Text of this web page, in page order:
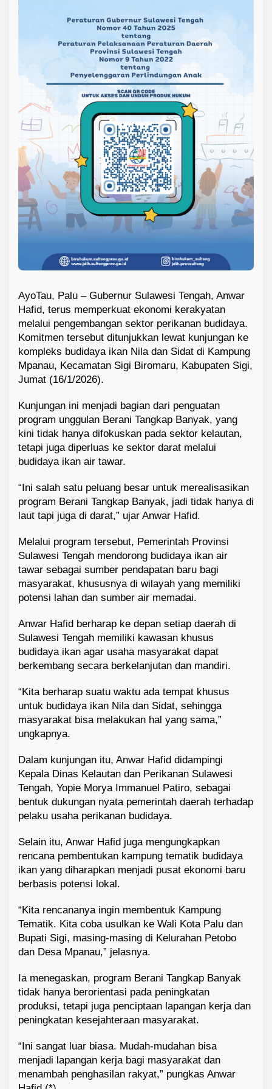
AyoTau, Palu – Gubernur Sulawesi Tengah, Anwar
Hafid, terus memperkuat ekonomi kerakyatan
melalui pengembangan sektor perikanan budidaya.
Komitmen tersebut ditunjukkan lewat kunjungan ke
kompleks budidaya ikan Nila dan Sidat di Kampung
Mpanau, Kecamatan Sigi Biromaru, Kabupaten Sigi,
Jumat (16/1/2026).
Kunjungan ini menjadi bagian dari penguatan
program unggulan Berani Tangkap Banyak, yang
kini tidak hanya difokuskan pada sektor kelautan,
tetapi juga diperluas ke sektor darat melalui
budidaya ikan air tawar.
“Ini salah satu peluang besar untuk merealisasikan
program Berani Tangkap Banyak, jadi tidak hanya di
laut tapi juga di darat,” ujar Anwar Hafid.
Melalui program tersebut, Pemerintah Provinsi
Sulawesi Tengah mendorong budidaya ikan air
tawar sebagai sumber pendapatan baru bagi
masyarakat, khususnya di wilayah yang memiliki
potensi lahan dan sumber air memadai.
Anwar Hafid berharap ke depan setiap daerah di
Sulawesi Tengah memiliki kawasan khusus
budidaya ikan agar usaha masyarakat dapat
berkembang secara berkelanjutan dan mandiri.
“Kita berharap suatu waktu ada tempat khusus
untuk budidaya ikan Nila dan Sidat, sehingga
masyarakat bisa melakukan hal yang sama,”
ungkapnya.
Dalam kunjungan itu, Anwar Hafid didampingi
Kepala Dinas Kelautan dan Perikanan Sulawesi
Tengah, Yopie Morya Immanuel Patiro, sebagai
bentuk dukungan nyata pemerintah daerah terhadap
pelaku usaha perikanan budidaya.
Selain itu, Anwar Hafid juga mengungkapkan
rencana pembentukan kampung tematik budidaya
ikan yang diharapkan menjadi pusat ekonomi baru
berbasis potensi lokal.
“Kita rencananya ingin membentuk Kampung
Tematik. Kita coba usulkan ke Wali Kota Palu dan
Bupati Sigi, masing-masing di Kelurahan Petobo
dan Desa Mpanau,” jelasnya.
Ia menegaskan, program Berani Tangkap Banyak
tidak hanya berorientasi pada peningkatan
produksi, tetapi juga penciptaan lapangan kerja dan
peningkatan kesejahteraan masyarakat.
“Ini sangat luar biasa. Mudah-mudahan bisa
menjadi lapangan kerja bagi masyarakat dan
menambah penghasilan rakyat,” pungkas Anwar